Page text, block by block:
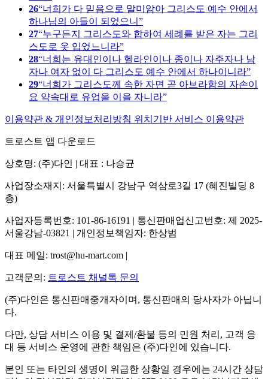
26 너희가 다 믿음으로 말미암아 그리스도 예수 안에서
하나님의 아들이 되었으니
27 누구든지 그리스도와 합하여 세례를 받은 자는 그리
스도로 옷 입었느니라
28 너희는 유대인이나 헬라인이나 종이나 자주자나 남
자나 여자 없이 다 그리스도 예수 안에서 하나이니라
29 너희가 그리스도께 속한 자면 곧 아브라함의 자손이
요 약속대로 유업을 이을 자니라
이용약관 & 개인정보처리방침 위치기반 서비스 이용약관
트로스트 앱 다운로드
상호명: (주)다인 | 대표 : 나승균
사업장소재지: 서울특별시 강남구 역삼로3길 17 (혜진빌딩 8
층)
사업자등록번호: 101-86-16191 | 통신판매업신고번호: 제 2025-
서울강남-03821 | 개인정보책임자: 한상범
대표 메일: trost@hu-mart.com |
고객문의: 트로스트 채널톡 문의
(주)다인은 통신판매중개자이며, 통신판매의 당사자가 아닙니
다.
다만, 상담 서비스 이용 및 결제/환불 등의 민원 처리, 고객 응
대 등 서비스 운영에 관한 책임은 (주)다인에 있습니다.
본인 또는 타인의 생명이 위급한 상황일 경우에는 24시간 상담